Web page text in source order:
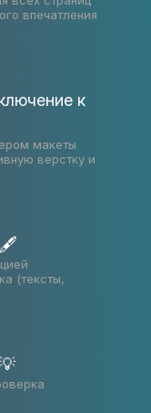
впечатления
к
макеты
верстку и
🖋
(тексты,